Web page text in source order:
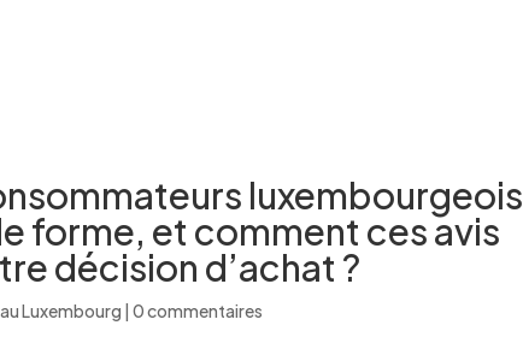
luxembourgeois
forme, et comment ces avis
décision d’achat ?
Luxembourg |0 commentaires